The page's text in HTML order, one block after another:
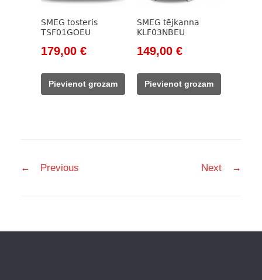
SMEG tosteris
TSF01GOEU
Original
was:
229,00 €.
179,00 €Current
179,00 €.
Pievienot grozam
SMEG tējkanna
KLF03NBEU
Original
was:
171,00 €.
149,00 €Current
149,00 €.
Pievienot grozam
navigation
← Previous Next →